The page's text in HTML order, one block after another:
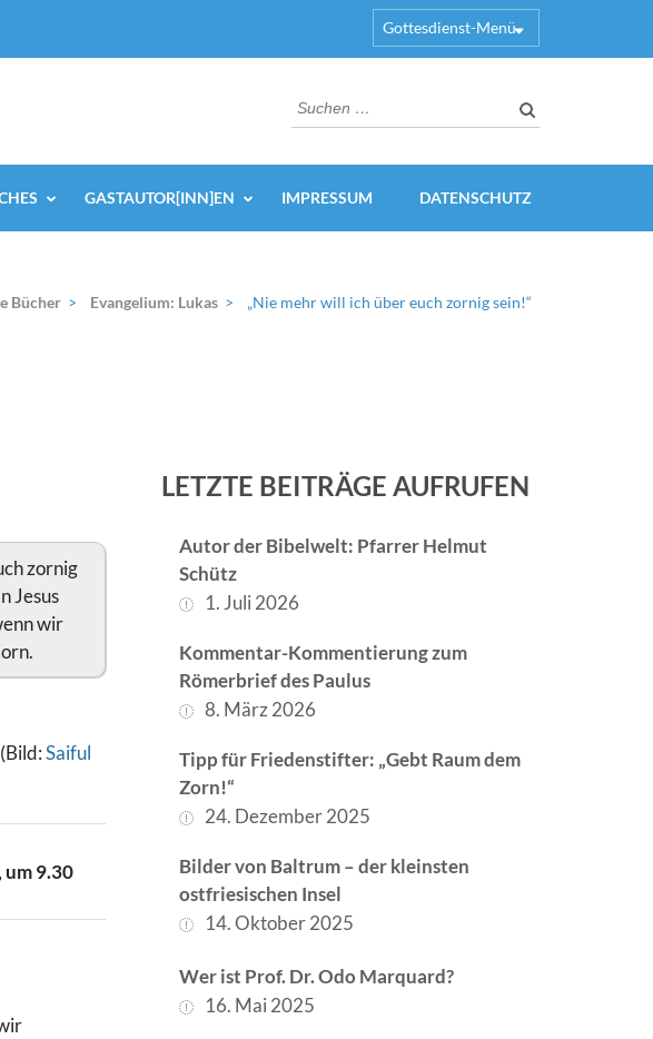
Gottesdienst-Menü
Suchen
nach:
GASTAUTOR[INN]EN IMPRESSUM DATENSCHUTZ
Bücher > Evangelium: Lukas > „Nie mehr will ich über euch zornig sein!“
zornig
Jesus
wir
(Bild:Saiful
um 9.30
LETZTE BEITRÄGE AUFRUFEN
Autor der Bibelwelt: Pfarrer Helmut
Schütz
1. Juli 2026
Kommentar-Kommentierung zum
Römerbrief des Paulus
8. März 2026
Tipp für Friedenstifter: „Gebt Raum dem
Zorn!“
24. Dezember 2025
Bilder von Baltrum – der kleinsten
ostfriesischen Insel
14. Oktober 2025
Wer ist Prof. Dr. Odo Marquard?
16. Mai 2025